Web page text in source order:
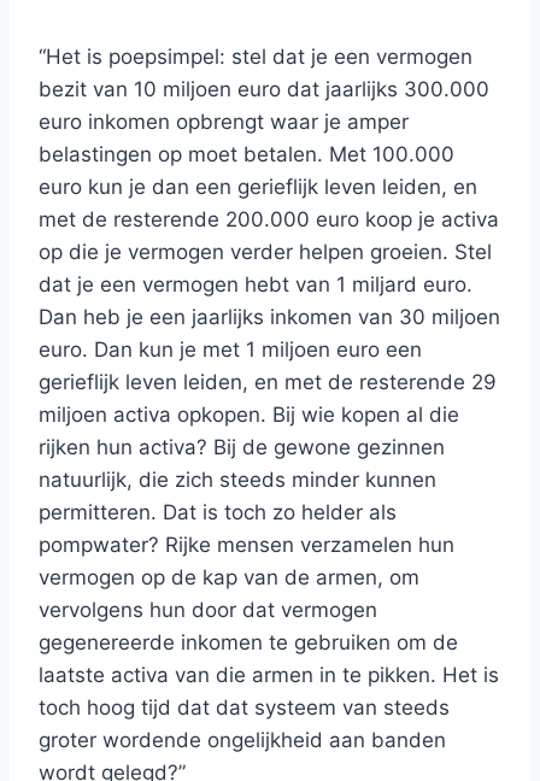
“Het is poepsimpel: stel dat je een vermogen
bezit van 10 miljoen euro dat jaarlijks 300.000
euro inkomen opbrengt waar je amper
belastingen op moet betalen. Met 100.000
euro kun je dan een gerieflijk leven leiden, en
met de resterende 200.000 euro koop je activa
op die je vermogen verder helpen groeien. Stel
dat je een vermogen hebt van 1 miljard euro.
Dan heb je een jaarlijks inkomen van 30 miljoen
euro. Dan kun je met 1 miljoen euro een
gerieflijk leven leiden, en met de resterende 29
miljoen activa opkopen. Bij wie kopen al die
rijken hun activa? Bij de gewone gezinnen
natuurlijk, die zich steeds minder kunnen
permitteren. Dat is toch zo helder als
pompwater? Rijke mensen verzamelen hun
vermogen op de kap van de armen, om
vervolgens hun door dat vermogen
gegenereerde inkomen te gebruiken om de
laatste activa van die armen in te pikken. Het is
toch hoog tijd dat dat systeem van steeds
groter wordende ongelijkheid aan banden
wordt gelegd?”